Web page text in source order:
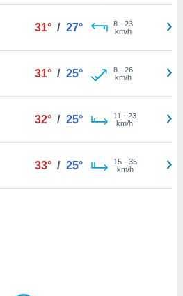
31° / 27° 8- 23
km/h
31° / 25° 8- 26
km/h
32° / 25° 11 - 23
km/h
33° / 25° 15- 35
km/h